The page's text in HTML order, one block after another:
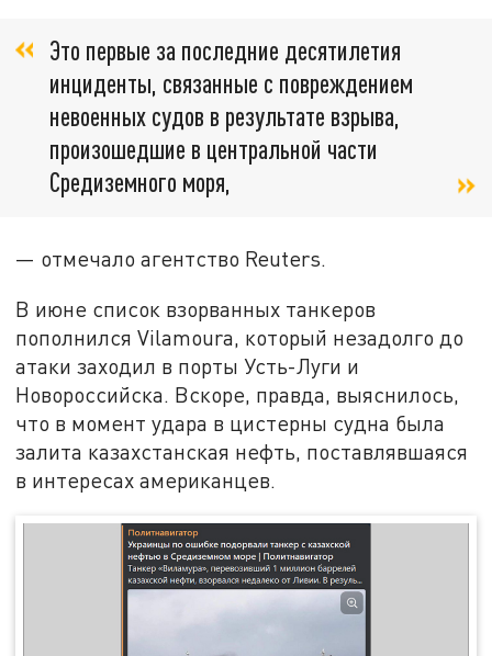
Это первые за последние десятилетия
инциденты, связанные с повреждением
невоенных судов в результате взрыва,
произошедшие в центральной части
Средиземного моря,
— отмечало агентство Reuters.
В июне список взорванных танкеров
пополнился Vilamoura, который незадолго до
атаки заходил в порты Усть-Луги и
Новороссийска. Вскоре, правда, выяснилось,
что в момент удара в цистерны судна была
залита казахстанская нефть, поставлявшаяся
в интересах американцев.